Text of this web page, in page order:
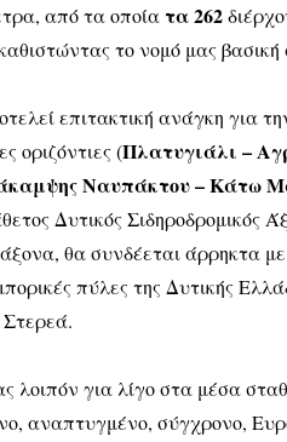
από τα οποίατα 262
το νομό μας
επιτακτική ανάγκη για
οριζόντιες (Πλατυγιάλι –
Ναυπάκτου– Κάτω
Δυτικός Σιδηροδρομικός
θα συνδέεται άρρηκτα
πύλες της Δυτικής
Στερεά.
λοιπόν για λίγο στα μέσα
αναπτυγμένο, σύγχρονο,